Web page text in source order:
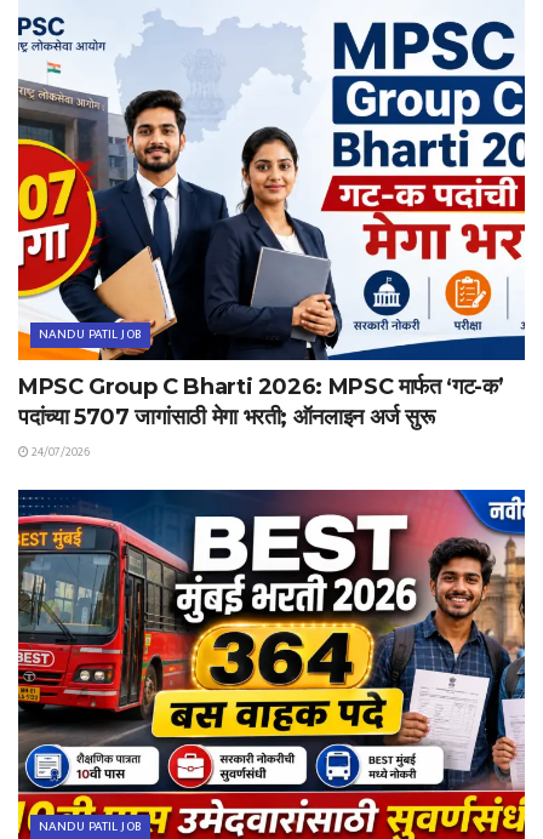
NANDU PATIL JOB
MPSC Group C Bharti 2026: MPSC मार्फत ‘गट-क’
पदांच्या 5707 जागांसाठी मेगा भरती; ऑनलाइन अर्ज सुरू
24/07/2026
NANDU PATIL JOB